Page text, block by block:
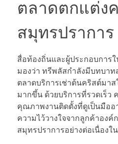
ตลาดตกแต่ง
สมุทรปราการ
สื่อท้องถิ่นและผู้ประกอบการ
มองว่า ทรีพลัสกำลังมีบทบา
ตลาดบริการเช่าต้นคริสต์มา
มากขึ้น ด้วยบริการที่รวดเร็ว
คุณภาพงานติดตั้งที่ดูเป็นมืออ
ความไว้วางใจจากลูกค้าองค์
สมุทรปราการอย่างต่อเนื่องใ